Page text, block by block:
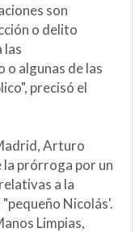
son
o delito
las
algunas de las
precisó el
Arturo
prórroga por un
a la
Nicolás'.
Limpias,